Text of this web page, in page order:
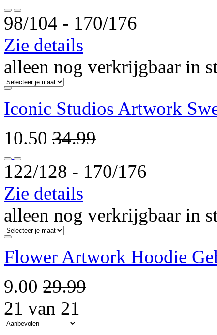
98/104 ‐ 170/176
Zie details
alleen nog verkrijgbaar in
Iconic Studios Artwork
10.50 34.99
122/128 ‐ 170/176
Zie details
alleen nog verkrijgbaar in
Flower Artwork Hoodie
9.00 29.99
21 van 21